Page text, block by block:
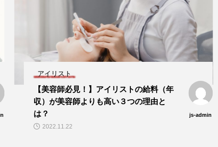
アイリスト
【美容師必見！】アイリストの給料（年
収）が美容師よりも高い３つの理由と
は？
js-admin
2022.11.22